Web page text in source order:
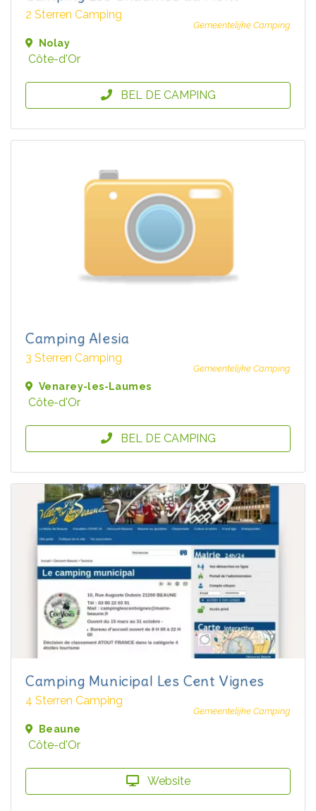
2 Sterren Camping
Gemeentelijke Camping
Nolay
Côte-d'Or
BEL DE CAMPING
Camping Alesia
3 Sterren Camping
Gemeentelijke Camping
Venarey-les-Laumes
Côte-d'Or
BEL DE CAMPING
Camping Municipal Les Cent Vignes
4 Sterren Camping
Gemeentelijke Camping
Beaune
Côte-d'Or
Website